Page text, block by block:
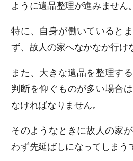
ように遺品整理が進みません。
特に、自身が働いていると
ず、故人の家へなかなか行け
また、大きな遺品を整理す
判断を仰ぐものが多い場合
なければなりません。
そのようなときに故人の家
わず先延ばしになってしまう